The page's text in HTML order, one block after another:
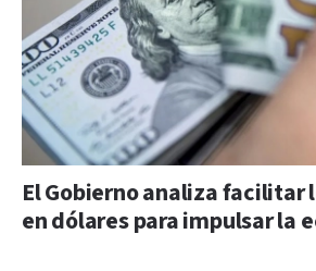
El Gobierno analiza facilitar
en dólares para impulsar la